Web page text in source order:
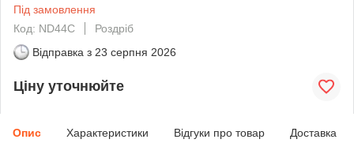
Під замовлення
Код: ND44С
Роздріб
Відправка з 23 серпня 2026
Ціну уточнюйте
Опис Характеристики Відгуки про товар Доставка